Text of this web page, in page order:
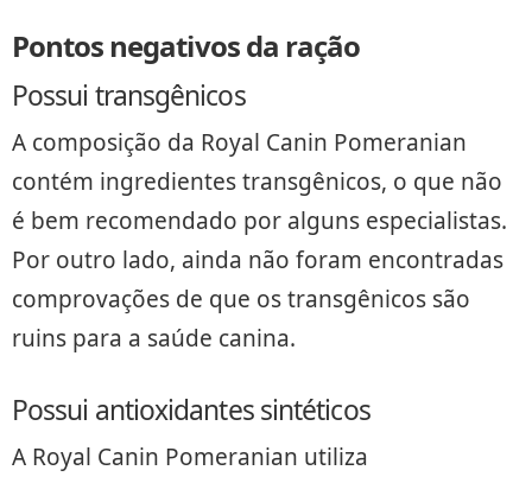
Pontos negativos da ração
Possui transgênicos
A composição da Royal Canin Pomeranian
contém ingredientes transgênicos, o que não
é bem recomendado por alguns especialistas.
Por outro lado, ainda não foram encontradas
comprovações de que os transgênicos são
ruins para a saúde canina.
Possui antioxidantes sintéticos
A Royal Canin Pomeranian utiliza